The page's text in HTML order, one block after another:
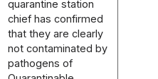
quarantine station
chief has confirmed
that they are clearly
not contaminated by
pathogens of